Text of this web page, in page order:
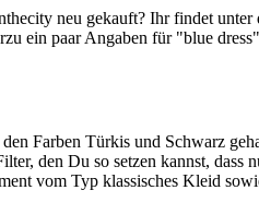
neu gekauft? Ihr findet
ein paar Angaben für "blue
Farben Türkis und Schwarz
den Du so setzen kannst, dass
vom Typ klassisches Kleid